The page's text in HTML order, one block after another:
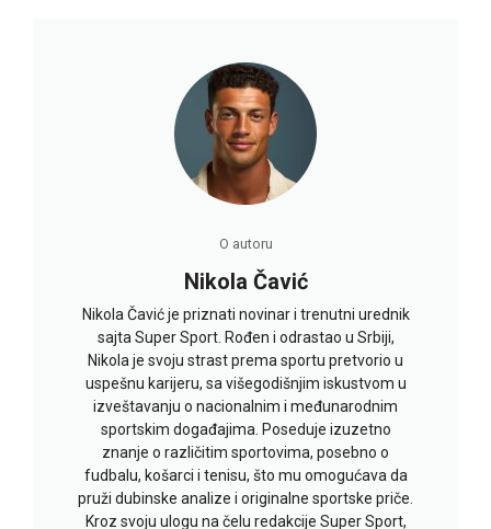
O autoru
Nikola Čavić
Nikola Čavić je priznati novinar i trenutni urednik
sajta Super Sport. Rođen i odrastao u Srbiji,
Nikola je svoju strast prema sportu pretvorio u
uspešnu karijeru, sa višegodišnjim iskustvom u
izveštavanju o nacionalnim i međunarodnim
sportskim događajima. Poseduje izuzetno
znanje o različitim sportovima, posebno o
fudbalu, košarci i tenisu, što mu omogućava da
pruži dubinske analize i originalne sportske priče.
Kroz svoju ulogu na čelu redakcije Super Sport,